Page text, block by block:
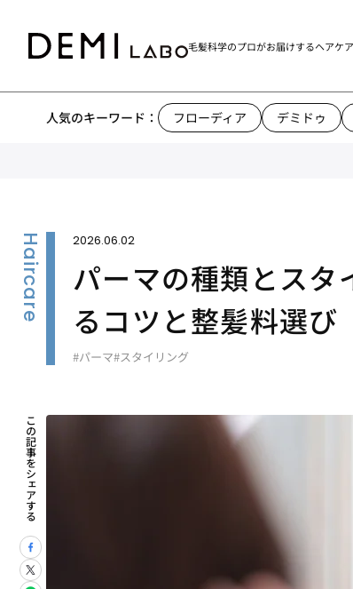
毛髪科学のプロがお届けするヘアケ
人気のキーワード： フローディア デミドゥ
2026.06.02
パーマの種類とスタ
るコツと整髪料選び
#パーマ#スタイリング
この記事をシェアする